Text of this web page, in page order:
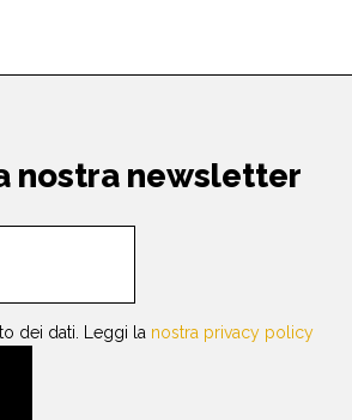
nostra newsletter
dei dati. Leggi la nostra privacy policy